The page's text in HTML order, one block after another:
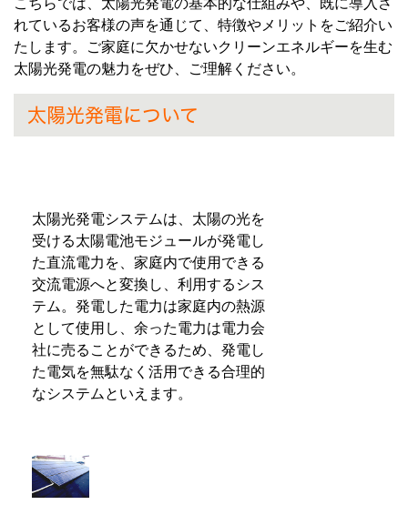
れているお客様の声を通じて、特徴やメリットをご紹介い
たします。ご家庭に欠かせないクリーンエネルギーを生む
太陽光発電の魅力をぜひ、ご理解ください。
太陽光発電について
太陽光発電システムは、太陽の光を
受ける太陽電池モジュールが発電し
た直流電力を、家庭内で使用できる
交流電源へと変換し、利用するシス
テム。発電した電力は家庭内の熱源
として使用し、余った電力は電力会
社に売ることができるため、発電し
た電気を無駄なく活用できる合理的
なシステムといえます。